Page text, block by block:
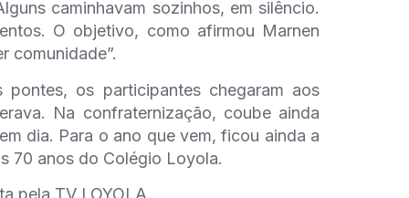
caminhavam sozinhos, em silêncio.
O objetivo, como afirmou Marnen
comunidade”.
os participantes chegaram aos
Na confraternização, coube ainda
dia. Para o ano que vem, ficou ainda a
70 anos do Colégio Loyola.
pela TV LOYOLA.